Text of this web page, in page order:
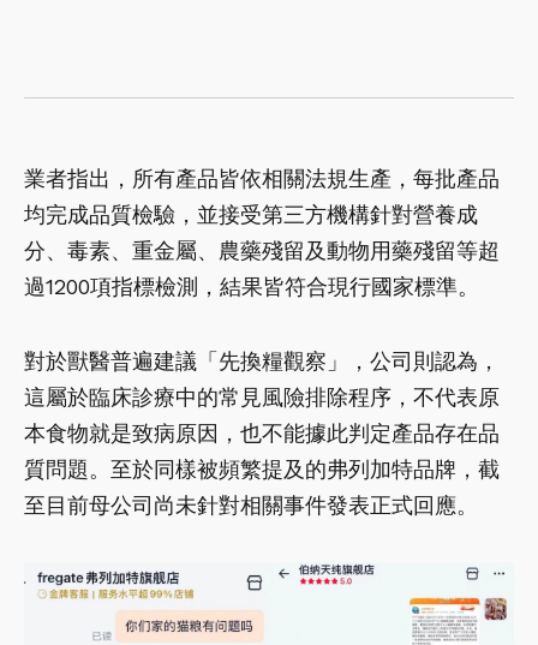
業者指出，所有產品皆依相關法規生產，每批產品
均完成品質檢驗，並接受第三方機構針對營養成
分、毒素、重金屬、農藥殘留及動物用藥殘留等超
過1200項指標檢測，結果皆符合現行國家標準。
對於獸醫普遍建議「先換糧觀察」，公司則認為，
這屬於臨床診療中的常見風險排除程序，不代表原
本食物就是致病原因，也不能據此判定產品存在品
質問題。至於同樣被頻繁提及的弗列加特品牌，截
至目前母公司尚未針對相關事件發表正式回應。